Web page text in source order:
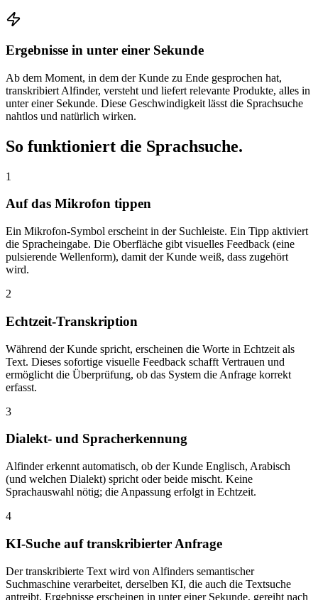
Ergebnisse in unter einer Sekunde
Ab dem Moment, in dem der Kunde zu Ende gesprochen hat,
transkribiert Alfinder, versteht und liefert relevante Produkte, alles in
unter einer Sekunde. Diese Geschwindigkeit lässt die Sprachsuche
nahtlos und natürlich wirken.
So funktioniert die Sprachsuche.
1
Auf das Mikrofon tippen
Ein Mikrofon-Symbol erscheint in der Suchleiste. Ein Tipp aktiviert
die Spracheingabe. Die Oberfläche gibt visuelles Feedback (eine
pulsierende Wellenform), damit der Kunde weiß, dass zugehört
wird.
2
Echtzeit-Transkription
Während der Kunde spricht, erscheinen die Worte in Echtzeit als
Text. Dieses sofortige visuelle Feedback schafft Vertrauen und
ermöglicht die Überprüfung, ob das System die Anfrage korrekt
erfasst.
3
Dialekt- und Spracherkennung
Alfinder erkennt automatisch, ob der Kunde Englisch, Arabisch
(und welchen Dialekt) spricht oder beide mischt. Keine
Sprachauswahl nötig; die Anpassung erfolgt in Echtzeit.
4
KI-Suche auf transkribierter Anfrage
Der transkribierte Text wird von Alfinders semantischer
Suchmaschine verarbeitet, derselben KI, die auch die Textsuche
antreibt. Ergebnisse erscheinen in unter einer Sekunde, gereiht nach